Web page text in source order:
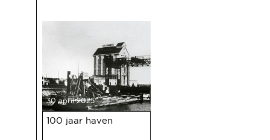
30 april 2025
100 jaar haven